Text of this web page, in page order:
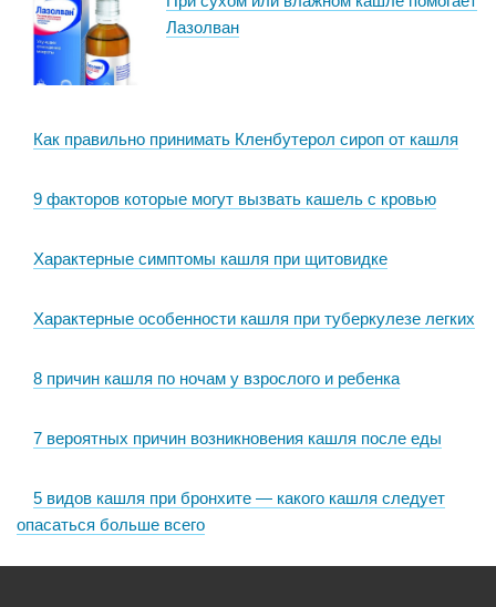
Лазолван
Как правильно принимать Кленбутерол сироп от кашля
9 факторов которые могут вызвать кашель с кровью
Характерные симптомы кашля при щитовидке
Характерные особенности кашля при туберкулезе легких
8 причин кашля по ночам у взрослого и ребенка
7 вероятных причин возникновения кашля после еды
5 видов кашля при бронхите — какого кашля следует
опасаться больше всего